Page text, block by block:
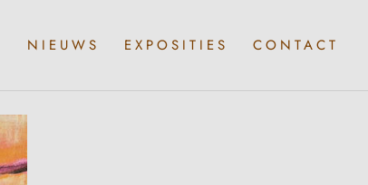
NIEUWS EXPOSITIES CONTACT